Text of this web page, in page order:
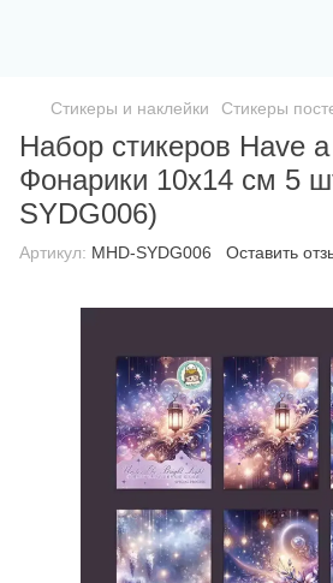
Стикеры и наклейки Стикеры
Набор стикеров Have
Фонарики 10х14 см 5
SYDG006)
Артикул: MHD-SYDG006 Оставить